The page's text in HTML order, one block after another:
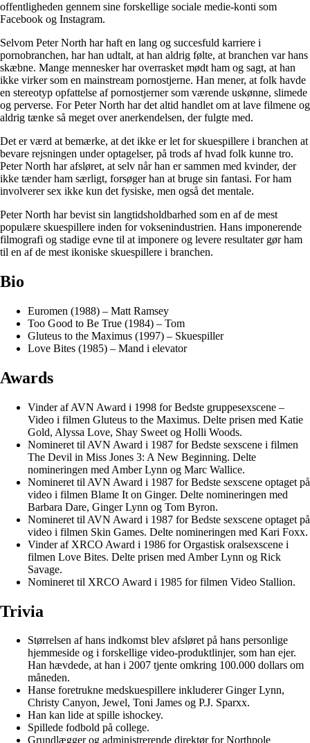
offentligheden gennem sine forskellige sociale medie-konti som
Facebook og Instagram.
Selvom Peter North har haft en lang og succesfuld karriere i
pornobranchen, har han udtalt, at han aldrig følte, at branchen var hans
skæbne. Mange mennesker har overrasket mødt ham og sagt, at han
ikke virker som en mainstream pornostjerne. Han mener, at folk havde
en stereotyp opfattelse af pornostjerner som værende uskønne, slimede
og perverse. For Peter North har det altid handlet om at lave filmene og
aldrig tænke så meget over anerkendelsen, der fulgte med.
Det er værd at bemærke, at det ikke er let for skuespillere i branchen at
bevare rejsningen under optagelser, på trods af hvad folk kunne tro.
Peter North har afsløret, at selv når han er sammen med kvinder, der
ikke tænder ham særligt, forsøger han at bruge sin fantasi. For ham
involverer sex ikke kun det fysiske, men også det mentale.
Peter North har bevist sin langtidsholdbarhed som en af de mest
populære skuespillere inden for voksenindustrien. Hans imponerende
filmografi og stadige evne til at imponere og levere resultater gør ham
til en af de mest ikoniske skuespillere i branchen.
Bio
Euromen (1988) – Matt Ramsey
Too Good to Be True (1984) – Tom
Gluteus to the Maximus (1997) – Skuespiller
Love Bites (1985) – Mand i elevator
Awards
Vinder af AVN Award i 1998 for Bedste gruppesexscene –
Video i filmen Gluteus to the Maximus. Delte prisen med Katie
Gold, Alyssa Love, Shay Sweet og Holli Woods.
Nomineret til AVN Award i 1987 for Bedste sexscene i filmen
The Devil in Miss Jones 3: A New Beginning. Delte
nomineringen med Amber Lynn og Marc Wallice.
Nomineret til AVN Award i 1987 for Bedste sexscene optaget på
video i filmen Blame It on Ginger. Delte nomineringen med
Barbara Dare, Ginger Lynn og Tom Byron.
Nomineret til AVN Award i 1987 for Bedste sexscene optaget på
video i filmen Skin Games. Delte nomineringen med Kari Foxx.
Vinder af XRCO Award i 1986 for Orgastisk oralsexscene i
filmen Love Bites. Delte prisen med Amber Lynn og Rick
Savage.
Nomineret til XRCO Award i 1985 for filmen Video Stallion.
Trivia
Størrelsen af hans indkomst blev afsløret på hans personlige
hjemmeside og i forskellige video-produktlinjer, som han ejer.
Han hævdede, at han i 2007 tjente omkring 100.000 dollars om
måneden.
Hanse foretrukne medskuespillere inkluderer Ginger Lynn,
Christy Canyon, Jewel, Toni James og P.J. Sparxx.
Han kan lide at spille ishockey.
Spillede fodbold på college.
Grundlægger og administrerende direktør for Northpole